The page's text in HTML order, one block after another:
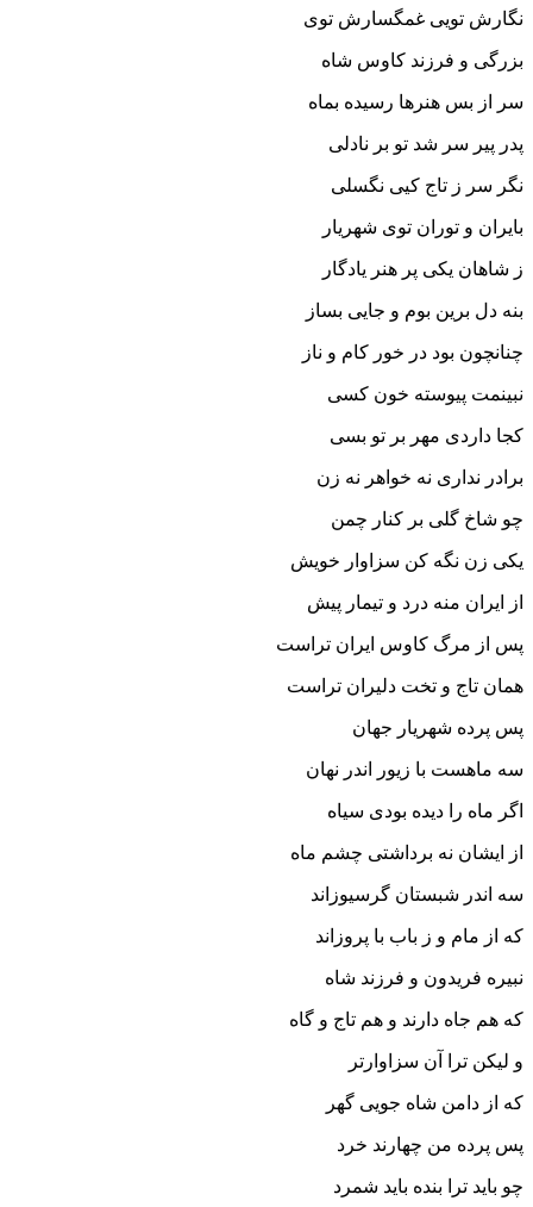
نگارش تویى غمگسارش توى‏
بزرگى و فرزند کاوس شاه
سر از بس هنرها رسیده بماه‏
پدر پیر سر شد تو بر نادلى
نگر سر ز تاج کیى نگسلى‏
بایران و توران توى شهریار
ز شاهان یکى پر هنر یادگار
بنه دل برین بوم و جایى بساز
چنانچون بود در خور کام و ناز
نبینمت پیوسته خون کسى
کجا داردى مهر بر تو بسى‏
برادر ندارى نه خواهر نه زن
چو شاخ گلى بر کنار چمن‏
یکى زن نگه کن سزاوار خویش
از ایران منه درد و تیمار پیش‏
پس از مرگ کاوس ایران تراست
همان تاج و تخت دلیران تراست‏
پس پرده شهریار جهان
سه ماهست با زیور اندر نهان‏
اگر ماه را دیده بودى سیاه
از ایشان نه برداشتى چشم ماه‏
سه اندر شبستان گرسیوزاند
که از مام و ز باب با پروزاند
نبیره فریدون و فرزند شاه
که هم جاه دارند و هم تاج و گاه‏
و لیکن ترا آن سزاوارتر
که از دامن شاه جویى گهر
پس پرده من چهارند خرد
چو باید ترا بنده باید شمرد